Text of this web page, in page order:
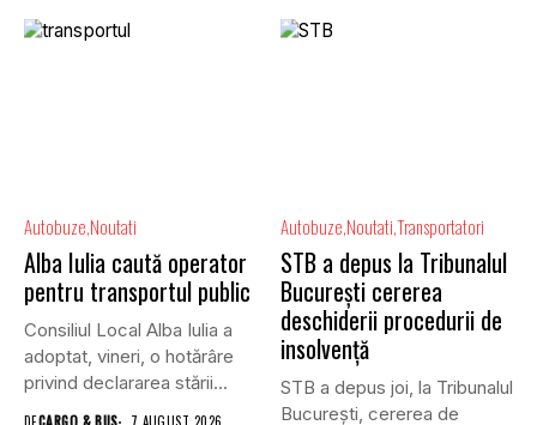
Autobuze Noutati
Alba Iulia caută operator
pentru transportul public
Consiliul Local Alba Iulia a
adoptat, vineri, o hotărâre
privind declararea stării...
Autobuze NoutatiTransportatori
STB a depus la Tribunalul
București cererea
deschiderii procedurii de
insolvență
STB a depus joi, la Tribunalul
Bucureşti, cererea de